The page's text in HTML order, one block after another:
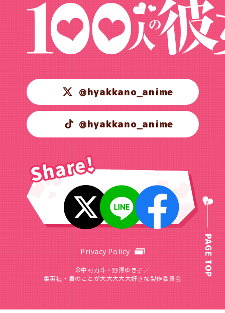
@hyakkano_anime
@hyakkano_anime
Privacy Policy
©中村力斗・野澤ゆき子／
集英社・君のことが大大大大大好きな製作委員会
PAGE TOP